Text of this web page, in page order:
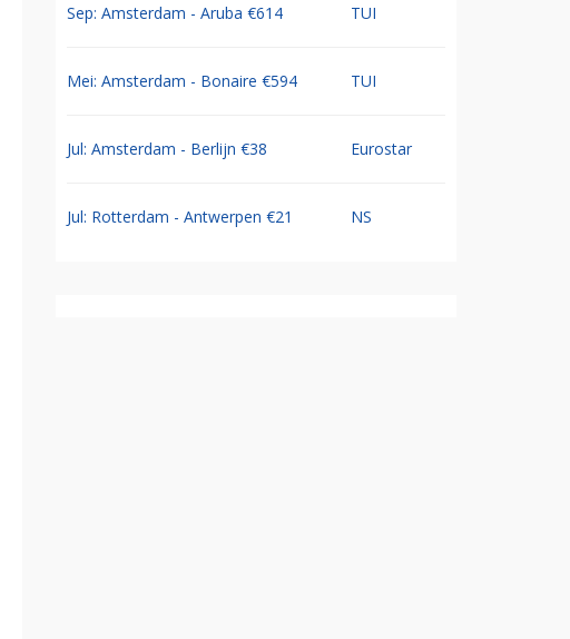
Sep: Amsterdam - Aruba €614 TUI
Mei: Amsterdam - Bonaire €594 TUI
Jul: Amsterdam - Berlijn €38 Eurostar
Jul: Rotterdam - Antwerpen €21 NS